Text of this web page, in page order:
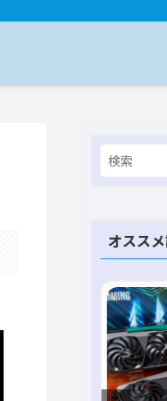
オスス